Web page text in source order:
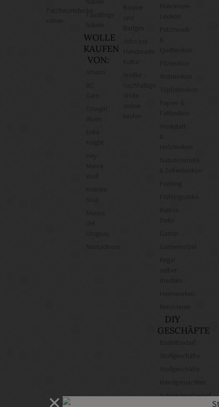
PatchworkdeckeFäustlinge
häkeln
WOLLE
KAUFEN
VON:
Cowgirl
Knight
Mama
Wolf
Kremke
Manos
Uruguay
Nomadnoss
Kultur
Wollke –
nachhaltige
kaufen
Makramee-
Lexikon
Patchwork-
&
Quiltlexikon
Weblexikon
Töpferlexikon
Papier- &
Faltlexikon
Werkstatt-
&
Holzlexikon
Naturkosmetik-
& Seifenlexikon
Frühling
Frühlingsdeko
Balkon
Deko
Garten
Gartenmöbel
Regal
Heimwerken
DIY
GESCHÄFTE
Bastelbedarf
Stoffgeschäfte
Wollgeschäfte
Handgemachtes
Schneidereibedarf